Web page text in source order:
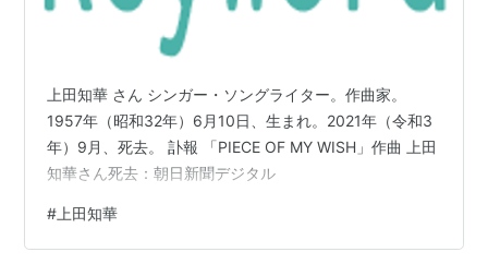
上田知華 さん シンガー・ソングライター。作曲家。
1957年（昭和32年）6月10日、生まれ。2021年（令和3
年）9月、死去。 訃報 「PIECE OF MY WISH」作曲 上田
知華さん死去：朝日新聞デジタル
# 上田知華